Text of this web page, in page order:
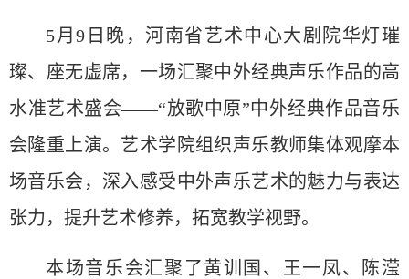
5月9日晚，河南省艺术中心大剧院华灯璀
璨、座无虚席，一场汇聚中外经典声乐作品的高
水准艺术盛会——“放歌中原”中外经典作品音乐
会隆重上演。艺术学院组织声乐教师集体观摩本
场音乐会，深入感受中外声乐艺术的魅力与表达
张力，提升艺术修养，拓宽教学视野。
本场音乐会汇聚了黄训国、王一凤、陈滢